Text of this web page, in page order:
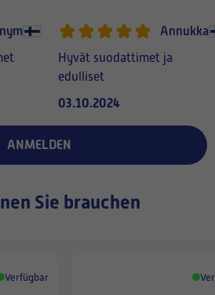
Annukka
Hyvät suodattimet ja
edulliset
03.10.2024
ANMELDEN
Sie brauchen
Verfügbar